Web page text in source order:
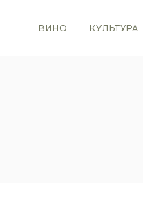
ВИНО КУЛЬТУРА